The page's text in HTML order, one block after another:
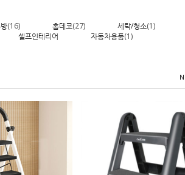
(16) 홈데코(27) 세탁/청소(1)
셀프인테리어 자동차용품(1)